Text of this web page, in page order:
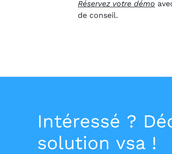
Réservez votre démo
de conseil.
Intéressé ?
solution vsa !